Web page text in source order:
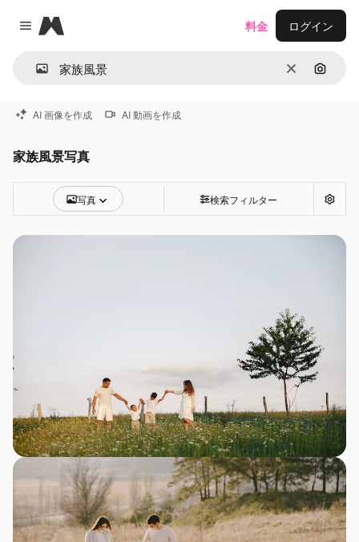
Close menu
Magnific
消去 画像で
料金 ログイン
AI 画像を作成 AI 動画を作成
家族風景写真
写真 検索フィルター